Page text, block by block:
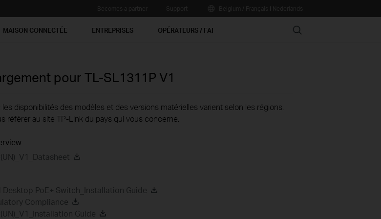
|
MAISON CONNECTÉE ENTREPRISES OPÉRATEURS / FAI Search
pour TL-SL1311P V1
les disponibilités des modèles et des versions matérielles varient selon les régions.
référer au site TP-Link du pays qui vous concerne.
Desktop PoE+ Switch_Installation Guide
Compliance
Guide